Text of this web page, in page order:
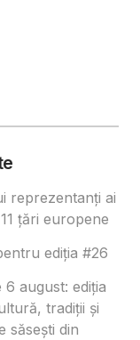
reprezentanți ai
țări europene
ediția #26
august: ediția
tradiții și
săsești din